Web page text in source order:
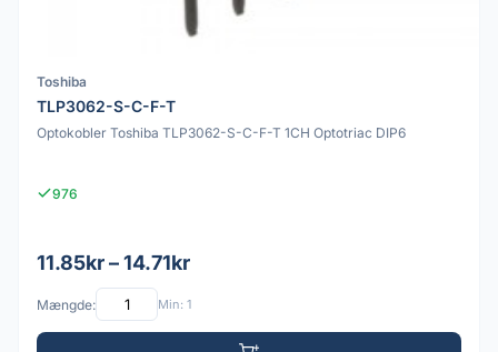
Toshiba
TLP3062-S-C-F-T
Optokobler Toshiba TLP3062-S-C-F-T 1CH Optotriac DIP6
976
11.85kr – 14.71kr
Mængde: Min: 1